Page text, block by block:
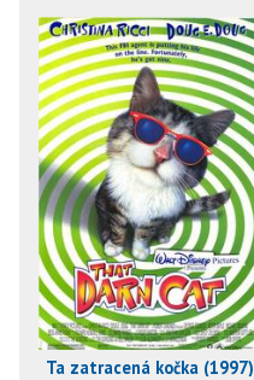
Ta zatracená kočka (1997)